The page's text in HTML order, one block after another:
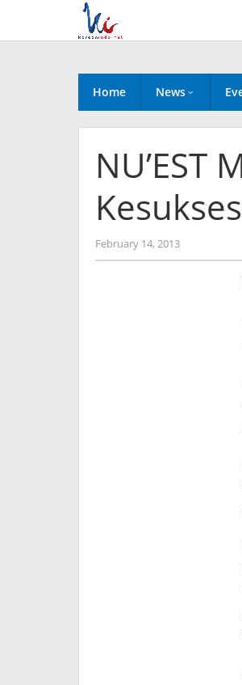
content
Home News
NU’EST
February 14, 2013by
Koreanindo